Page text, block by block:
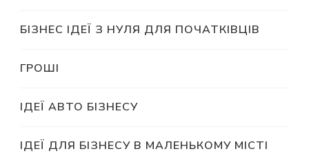
БІЗНЕС ІДЕЇ З НУЛЯ ДЛЯ ПОЧАТКІВЦІВ
ГРОШІ
ІДЕЇ АВТО БІЗНЕСУ
ІДЕЇ ДЛЯ БІЗНЕСУ В МАЛЕНЬКОМУ МІСТІ